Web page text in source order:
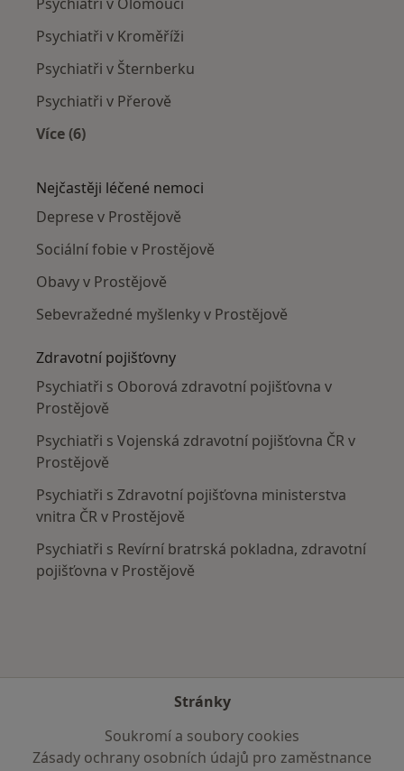
Psychiatři v Kroměříži
Psychiatři v Šternberku
Psychiatři v Přerově
Více (6)
Nejčastěji léčené nemoci
Deprese v Prostějově
Sociální fobie v Prostějově
Obavy v Prostějově
Sebevražedné myšlenky v Prostějově
Zdravotní pojišťovny
Psychiatři s Oborová zdravotní pojišťovna v
Prostějově
Psychiatři s Vojenská zdravotní pojišťovna ČR v
Prostějově
Psychiatři s Zdravotní pojišťovna ministerstva
vnitra ČR v Prostějově
Psychiatři s Revírní bratrská pokladna, zdravotní
pojišťovna v Prostějově
Stránky
Soukromí a soubory cookies
Zásady ochrany osobních údajů pro zaměstnance